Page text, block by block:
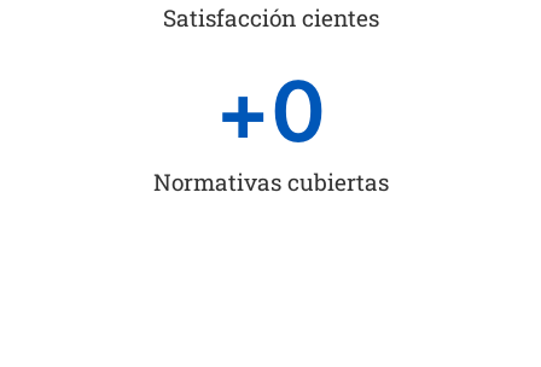
Satisfacción cientes
Normativas cubiertas
+0